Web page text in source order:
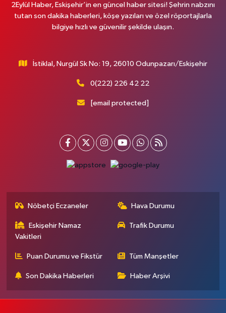
2Eylül Haber, Eskişehir’in en güncel haber sitesi! Şehrin nabzını
tutan son dakika haberleri, köşe yazıları ve özel röportajlarla
bilgiye hızlı ve güvenilir şekilde ulaşın.
İstiklal, Nurgül Sk No: 19, 26010 Odunpazarı/Eskişehir
0(222) 226 42 22
[email protected]
Nöbetçi Eczaneler Hava Durumu
Eskişehir Namaz
Vakitleri
Trafik Durumu
Puan Durumu ve Fikstür Tüm Manşetler
Son Dakika Haberleri Haber Arşivi